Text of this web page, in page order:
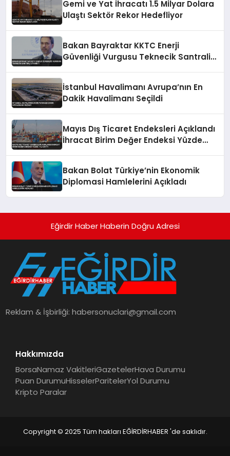
Gemi ve Yat İhracatı 1.5 Milyar Dolara
Ulaştı Sektör Rekor Hedefliyor
Bakan Bayraktar KKTC Enerji
Güvenliği Vurgusu Teknecik Santrali
İstanbul Havalimanı Avrupa’nın En
Dakik Havalimanı Seçildi
Mayıs Dış Ticaret Endeksleri Açıklandı
İhracat Birim Değer Endeksi Yüzde
Bakan Bolat Türkiye’nin Ekonomik
Diplomasi Hamlelerini Açıkladı
Eğirdir Haber Haberin Doğru Adresi
Reklam & İşbirliği:habersonuclari@gmail.com
Hakkımızda
BorsaNamaz VakitleriGazetelerHava Durumu
Puan DurumuHisselerParitelerYol Durumu
Kripto Paralar
Copyright © 2025 Tüm hakları EĞİRDİRHABER 'de saklıdır.